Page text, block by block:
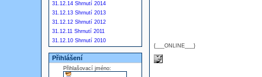
31.12.14 Shrnutí 2014
31.12.13 Shrnutí 2013
31.12.12 Shrnutí 2012
31.12.11 Shrnutí 2011
31.12.10 Shrnutí 2010
Přihlášení
Přihlašovací jméno:
{___ONLINE___}